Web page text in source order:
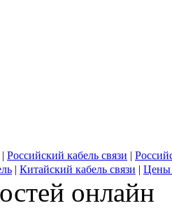
| Российский кабель связи |
| Китайский кабель связи | Цены
онлайн